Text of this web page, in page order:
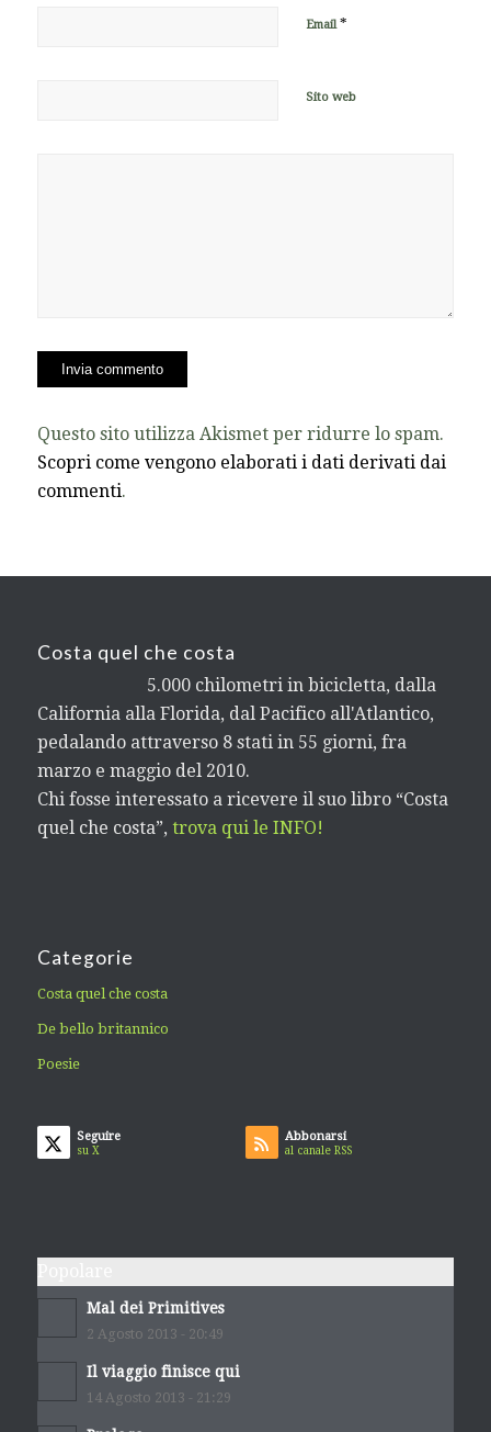
Email*
Sito web
Questo sito utilizza Akismet per ridurre lo spam.
Scopri come vengono elaborati i dati derivati dai
commenti.
Costa quel che costa
5.000 chilometri in bicicletta, dalla
California alla Florida, dal Pacifico all'Atlantico,
pedalando attraverso 8 stati in 55 giorni, fra
marzo e maggio del 2010.
Chi fosse interessato a ricevere il suo libro “Costa
quel che costa”, trova qui le INFO!
Categorie
Costa quel che costa
De bello britannico
Poesie
Seguire
su X
Abbonarsi
al canale RSS
Mal dei Primitives
2 Agosto 2013 - 20:49
Il viaggio finisce qui
14 Agosto 2013 - 21:29